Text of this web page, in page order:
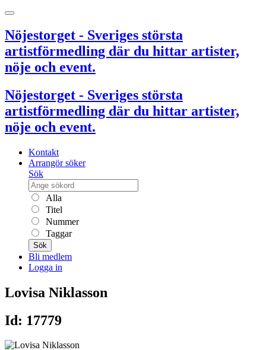
Nöjestorget - Sveriges största
artistförmedling där du hittar artister,
nöje och event.
Nöjestorget - Sveriges största
artistförmedling där du hittar artister,
nöje och event.
Kontakt
Arrangör söker
Sök
Alla
Titel
Nummer
Taggar
Sök
Bli medlem
Logga in
Lovisa Niklasson
Id: 17779